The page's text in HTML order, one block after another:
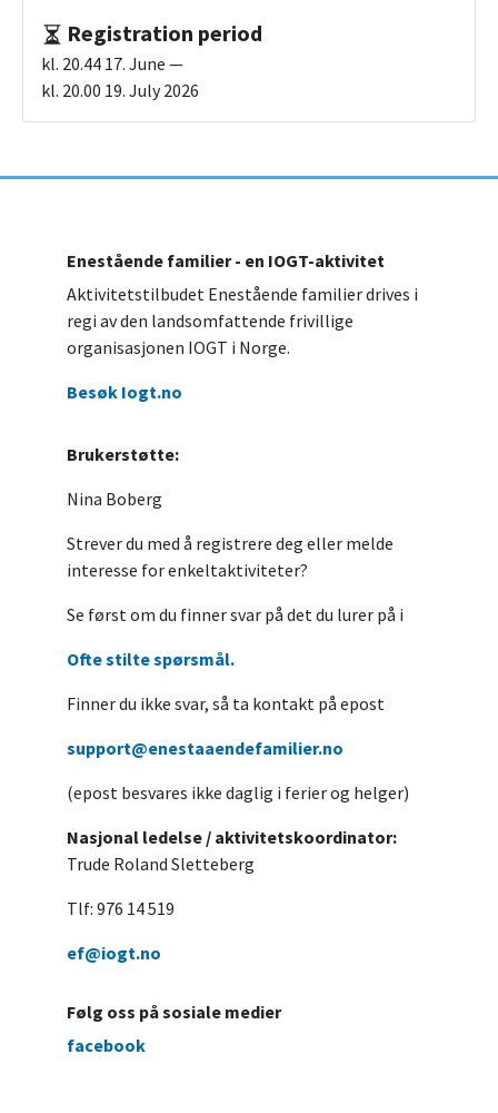
Registration period
kl. 20.44 17. June —
kl. 20.00 19. July 2026
Enestående familier - en IOGT-aktivitet
Aktivitetstilbudet Enestående familier drives i
regi av den landsomfattende frivillige
organisasjonen IOGT i Norge.
Besøk Iogt.no
Brukerstøtte:
Nina Boberg
Strever du med å registrere deg eller melde
interesse for enkeltaktiviteter?
Se først om du finner svar på det du lurer på i
Ofte stilte spørsmål.
Finner du ikke svar, så ta kontakt på epost
support@enestaaendefamilier.no
(epost besvares ikke daglig i ferier og helger)
Nasjonal ledelse / aktivitetskoordinator:
Trude Roland Sletteberg
Tlf: 976 14 519
ef@iogt.no
Følg oss på sosiale medier
facebook